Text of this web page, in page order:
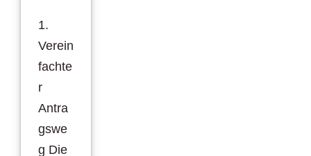
1.
Verein
fachte
r
Antra
gswe
g Die